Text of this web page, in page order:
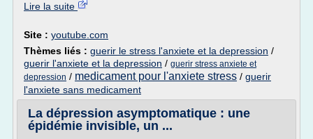
Lire la suite
Site : youtube.com
Thèmes liés : guerir le stress l'anxiete et la depression /
guerir l'anxiete et la depression / guerir stress anxiete et
depression / medicament pour l'anxiete stress / guerir
l'anxiete sans medicament
La dépression asymptomatique : une
épidémie invisible, un ...